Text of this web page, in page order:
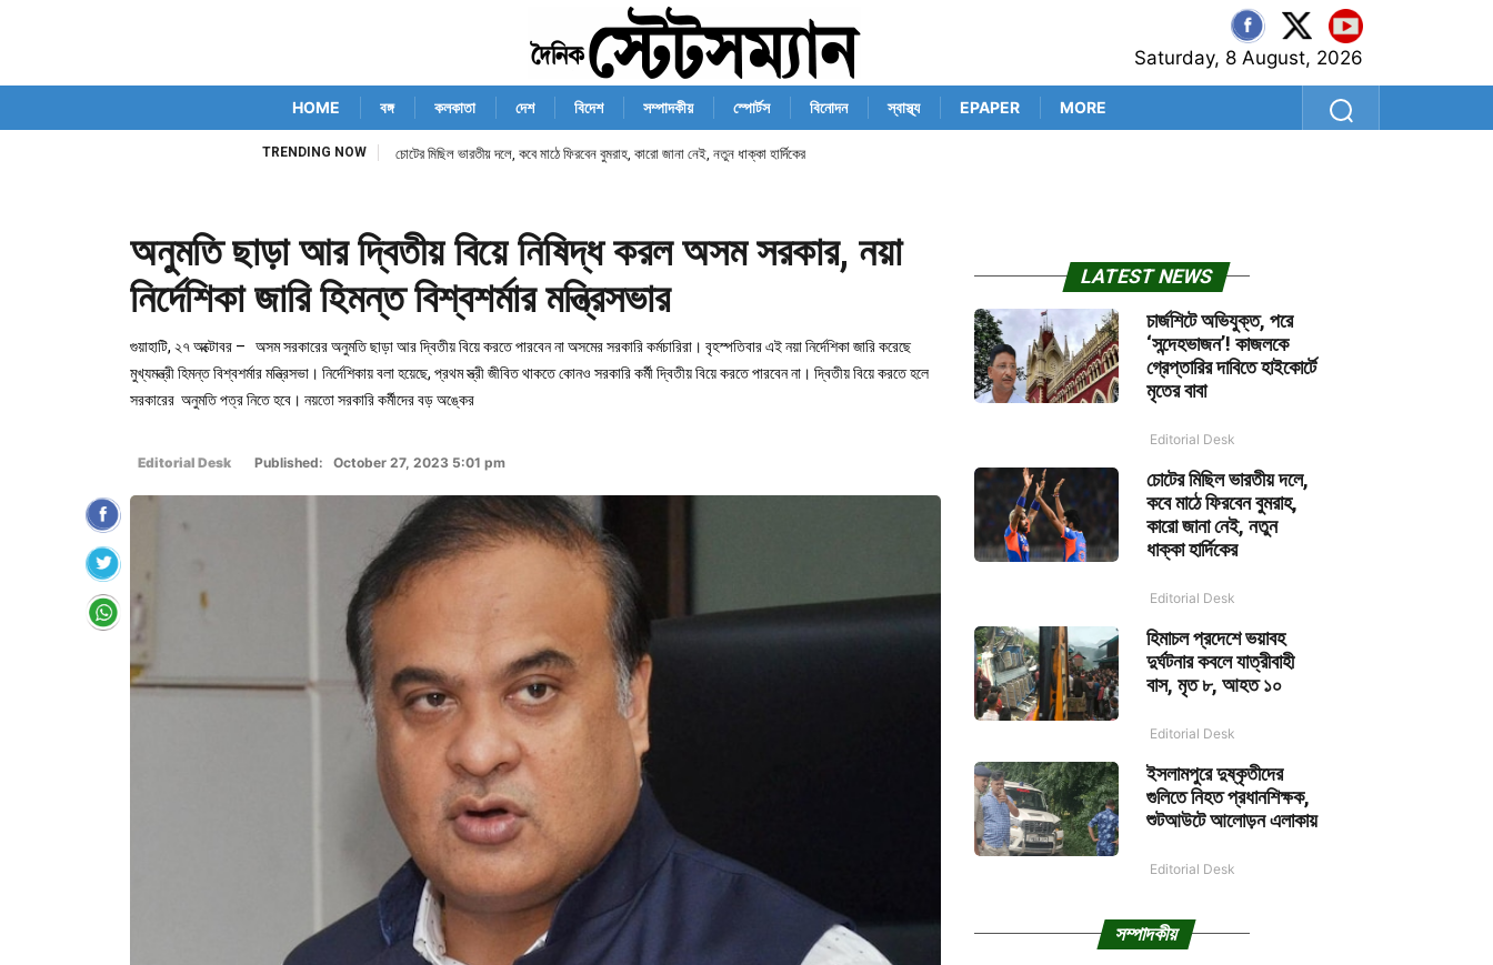
Saturday, 8 August, 2026
HOME বঙ্গ কলকাতা দেশ বিদেশ সম্পাদকীয় স্পোর্টস বিনোদন স্বাস্থ্য EPAPER MORE
TRENDING NOW চোটের মিছিল ভারতীয় দলে, কবে মাঠে ফিরবেন বুমরাহ, কারো জানা নেই, নতুন ধাক্কা হার্দিকের
অনুমতি ছাড়া আর দ্বিতীয় বিয়ে নিষিদ্ধ করল অসম সরকার, নয়া
নির্দেশিকা জারি হিমন্ত বিশ্বশর্মার মন্ত্রিসভার
গুয়াহাটি, ২৭ অক্টোবর – অসম সরকারের অনুমতি ছাড়া আর দ্বিতীয় বিয়ে করতে পারবেন না অসমের সরকারি কর্মচারিরা। বৃহস্পতিবার এই নয়া নির্দেশিকা জারি করেছে
মুখ্যমন্ত্রী হিমন্ত বিশ্বশর্মার মন্ত্রিসভা। নির্দেশিকায় বলা হয়েছে, প্রথম স্ত্রী জীবিত থাকতে কোনও সরকারি কর্মী দ্বিতীয় বিয়ে করতে পারবেন না। দ্বিতীয় বিয়ে করতে হলে
সরকারের অনুমতি পত্র নিতে হবে। নয়তো সরকারি কর্মীদের বড় অঙ্কের
Editorial Desk Published: October 27, 2023 5:01 pm
LATEST NEWS
চার্জশিটে অভিযুক্ত, পরে
‘সন্দেহভাজন’! কাজলকে
গ্রেপ্তারির দাবিতে হাইকোর্টে
মৃতের বাবা
Editorial Desk
চোটের মিছিল ভারতীয় দলে,
কবে মাঠে ফিরবেন বুমরাহ,
কারো জানা নেই, নতুন
ধাক্কা হার্দিকের
Editorial Desk
হিমাচল প্রদেশে ভয়াবহ
দুর্ঘটনার কবলে যাত্রীবাহী
বাস, মৃত ৮, আহত ১০
Editorial Desk
ইসলামপুরে দুষ্কৃতীদের
গুলিতে নিহত প্রধানশিক্ষক,
শুটআউটে আলোড়ন এলাকায়
Editorial Desk
সম্পাদকীয়